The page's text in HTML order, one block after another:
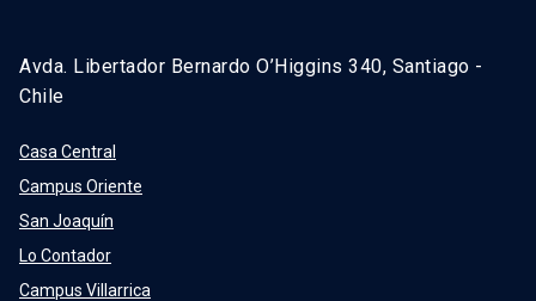
Avda. Libertador Bernardo O’Higgins 340, Santiago -
Chile
Casa Central
Campus Oriente
San Joaquín
Lo Contador
Campus Villarrica